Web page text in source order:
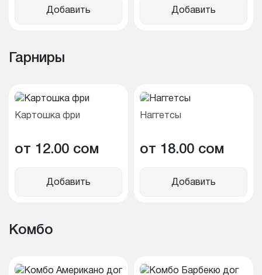
Добавить Добавить
Гарниры
Картошка фри
от 12.00 cом
Добавить
Наггетсы
от 18.00 cом
Добавить
Комбо